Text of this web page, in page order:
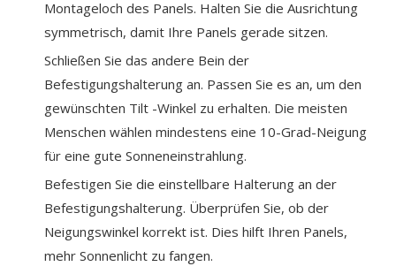
Montageloch des Panels. Halten Sie die Ausrichtung
symmetrisch, damit Ihre Panels gerade sitzen.
Schließen Sie das andere Bein der
Befestigungshalterung an. Passen Sie es an, um den
gewünschten Tilt -Winkel zu erhalten. Die meisten
Menschen wählen mindestens eine 10-Grad-Neigung
für eine gute Sonneneinstrahlung.
Befestigen Sie die einstellbare Halterung an der
Befestigungshalterung. Überprüfen Sie, ob der
Neigungswinkel korrekt ist. Dies hilft Ihren Panels,
mehr Sonnenlicht zu fangen.